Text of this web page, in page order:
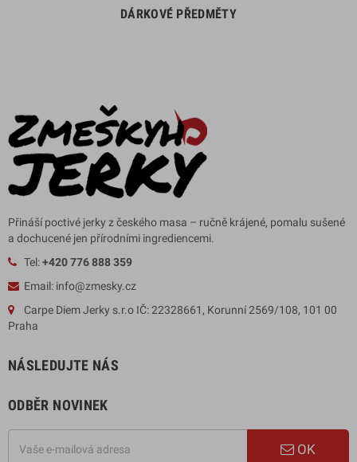
DÁRKOVÉ PŘEDMĚTY
Přináší poctivé jerky z českého masa – ručně krájené, pomalu sušené
a dochucené jen přírodními ingrediencemi.
Tel:+420 776 888 359
Email: info@zmesky.cz
Carpe Diem Jerky s.r.o IČ: 22328661, Korunní 2569/108, 101 00
Praha
NÁSLEDUJTE NÁS
ODBĚR NOVINEK
OK